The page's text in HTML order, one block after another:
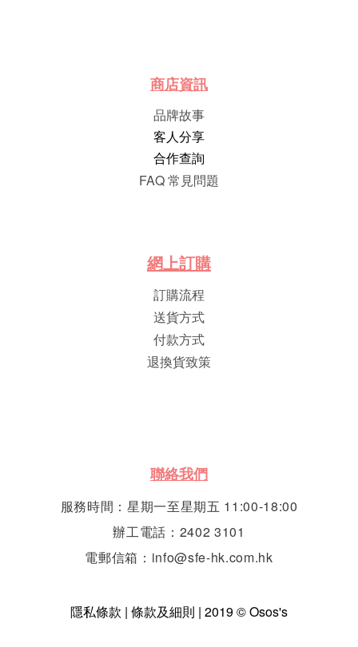
商店資訊
品牌故事
客人分享
合作查詢
FAQ 常見問題
網上訂購
訂購流程
送貨方式
付款方式
退換貨致策
聯絡我們
服務時間：星期一至星期五 11:00-18:00
辦工電話：2402 3101
電郵信箱：info@sfe-hk.com.hk
隱私條款 | 條款及細則 | 2019 © Osos's